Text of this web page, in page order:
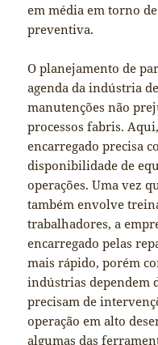
em média em torno
preventiva.
O planejamento de
agenda da indústria
manutenções não
processos fabris.
encarregado precisa
disponibilidade de
operações. Uma vez
também envolve
trabalhadores, a
encarregado pelas
mais rápido, porém
indústrias dependem
precisam de
operação em alto
algumas das